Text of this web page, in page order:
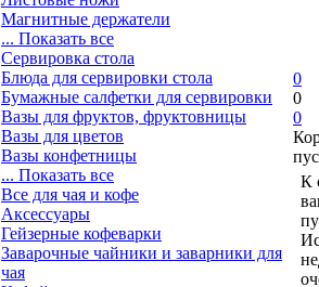
Магнитные держатели
... Показать все
Сервировка стола
Блюда для сервировки стола
Бумажные салфетки для сервировки
Вазы для фруктов, фруктовницы
Вазы для цветов
Вазы конфетницы
... Показать все
Все для чая и кофе
Аксессуары
Гейзерные кофеварки
Заварочные чайники и заварники для
чая
0
0
0
К